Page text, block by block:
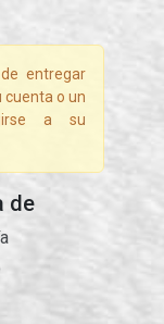
entregar
cuenta o un
a su
de